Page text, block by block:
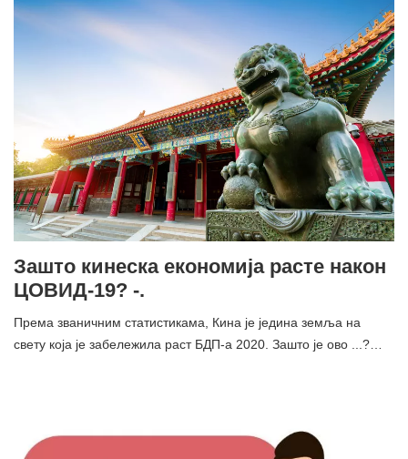
Зашто кинеска економија расте након
ЦОВИД-19? -.
Према званичним статистикама, Кина је једина земља на
свету која је забележила раст БДП-а 2020. Зашто је ово ...?…